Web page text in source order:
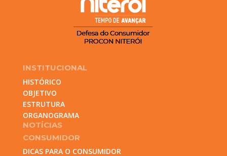
INSTITUCIONAL
HISTÓRICO
OBJETIVO
ESTRUTURA
ORGANOGRAMA
NOTÍCIAS
CONSUMIDOR
DICAS PARA O CONSUMIDOR